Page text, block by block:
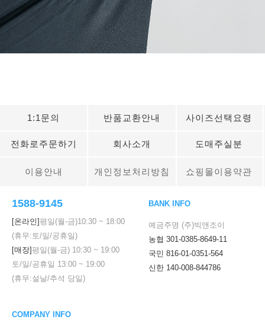
1:1문의 반품교환안내 사이즈선택요령
전화로주문하기 회사소개 도매주실분
이용안내 개인정보처리방침 쇼핑몰이용약관
1588-9145
[온라인]평일(월-금)10:30 ~ 18:00
(휴무:토/일/공휴일)
[매장]평일(월-금) 10:30 ~ 19:00
토/일/공휴일 13:00 ~ 19:00
(휴무:설날/추석 당일)
BANK INFO
예금주명 (주)빅앤조이
농협 301-0385-8649-11
국민 816-01-0351-564
신한 140-008-844786
COMPANY INFO